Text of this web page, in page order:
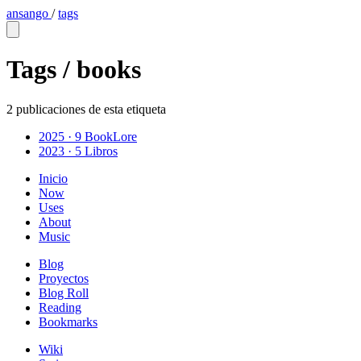
ansango /tags
Tags / books
2 publicaciones de esta etiqueta
2025 · 9 BookLore
2023 · 5 Libros
Inicio
Now
Uses
About
Music
Blog
Proyectos
Blog Roll
Reading
Bookmarks
Wiki